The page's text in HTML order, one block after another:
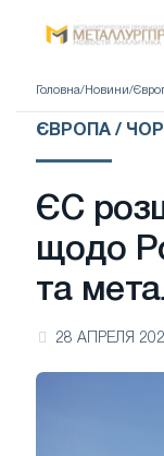
Головна/ Новини/
ЄВРОПА /
ЄС
щодо
та
28 АПРЕЛЯ